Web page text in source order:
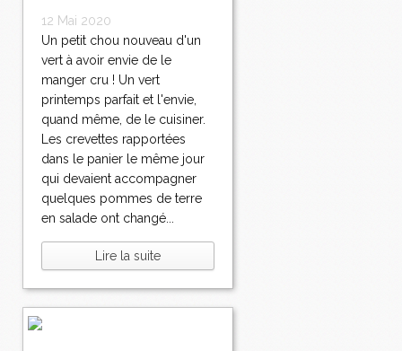
12 Mai 2020
Un petit chou nouveau d'un
vert à avoir envie de le
manger cru ! Un vert
printemps parfait et l'envie,
quand même, de le cuisiner.
Les crevettes rapportées
dans le panier le même jour
qui devaient accompagner
quelques pommes de terre
en salade ont changé...
Lire la suite